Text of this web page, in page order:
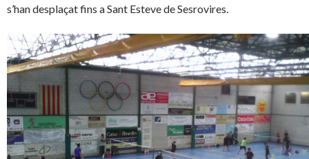
s’han desplaçat fins a Sant Esteve de Sesrovires.